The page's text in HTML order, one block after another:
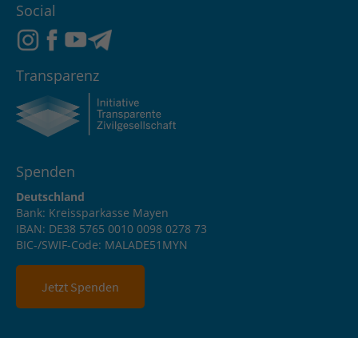
Social
Transparenz
Spenden
Deutschland
Bank: Kreissparkasse Mayen
IBAN: DE38 5765 0010 0098 0278 73
BIC-/SWIF-Code: MALADE51MYN
Jetzt Spenden